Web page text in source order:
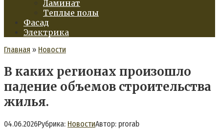
Ламинат
Теплые полы
Фасад
Электрика
Главная » Новости
В каких регионах произошло
падение объемов строительства
жилья.
04.06.2026Рубрика: НовостиАвтор: prorab